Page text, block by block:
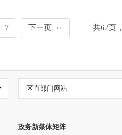
7 下一页 >> 共62页
区直部门网站
政务新媒体矩阵